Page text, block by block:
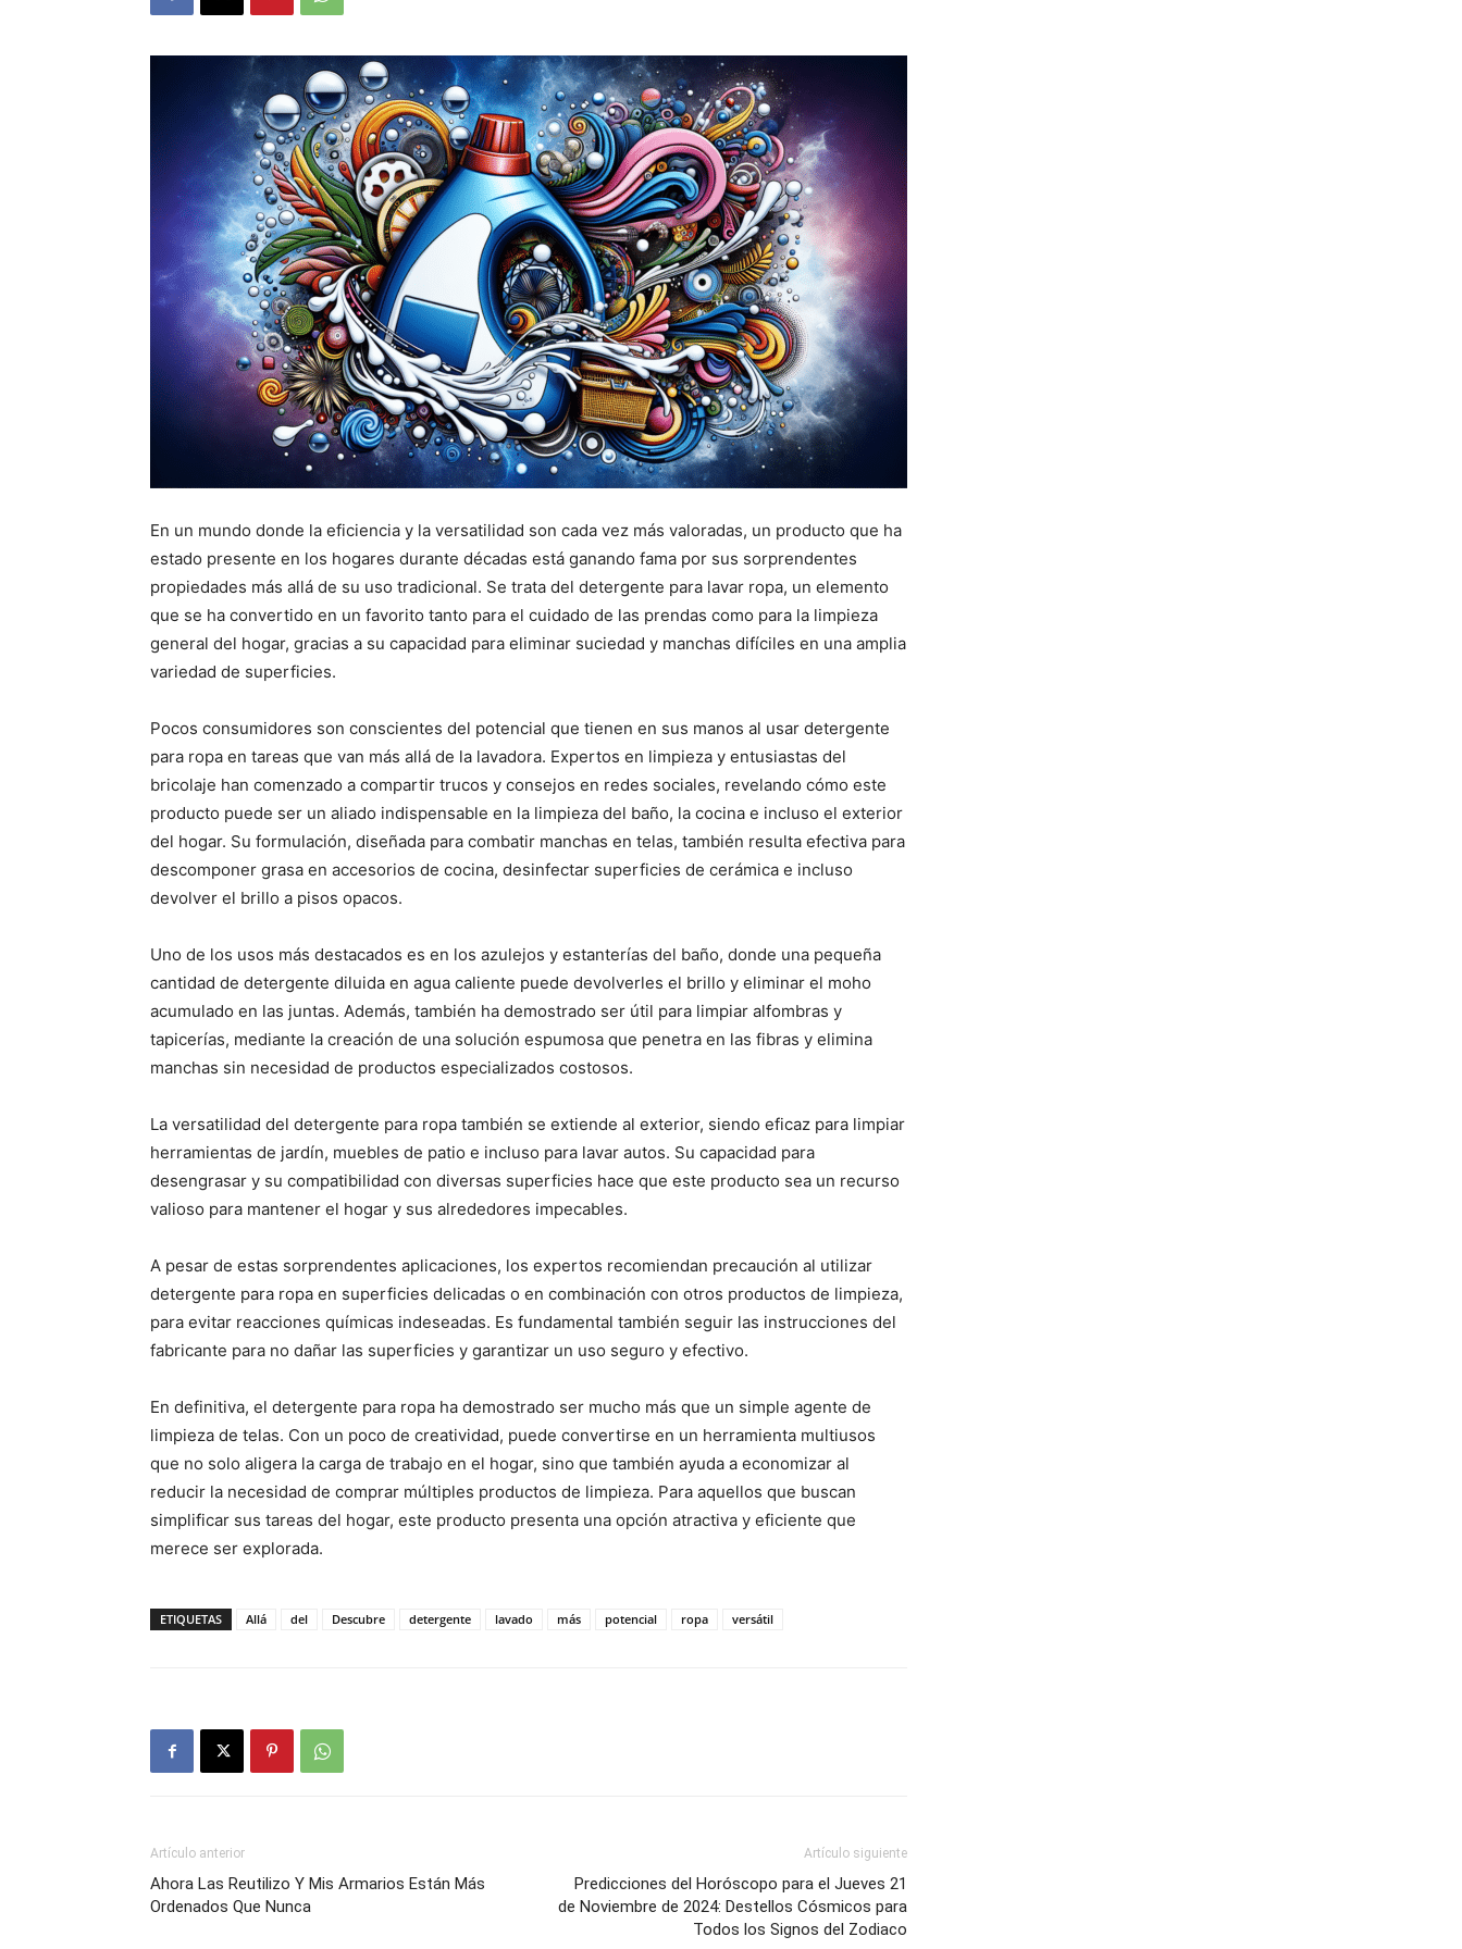
En un mundo donde la eficiencia y la versatilidad son cada vez más valoradas, un producto que ha
estado presente en los hogares durante décadas está ganando fama por sus sorprendentes
propiedades más allá de su uso tradicional. Se trata del detergente para lavar ropa, un elemento
que se ha convertido en un favorito tanto para el cuidado de las prendas como para la limpieza
general del hogar, gracias a su capacidad para eliminar suciedad y manchas difíciles en una amplia
variedad de superficies.
Pocos consumidores son conscientes del potencial que tienen en sus manos al usar detergente
para ropa en tareas que van más allá de la lavadora. Expertos en limpieza y entusiastas del
bricolaje han comenzado a compartir trucos y consejos en redes sociales, revelando cómo este
producto puede ser un aliado indispensable en la limpieza del baño, la cocina e incluso el exterior
del hogar. Su formulación, diseñada para combatir manchas en telas, también resulta efectiva para
descomponer grasa en accesorios de cocina, desinfectar superficies de cerámica e incluso
devolver el brillo a pisos opacos.
Uno de los usos más destacados es en los azulejos y estanterías del baño, donde una pequeña
cantidad de detergente diluida en agua caliente puede devolverles el brillo y eliminar el moho
acumulado en las juntas. Además, también ha demostrado ser útil para limpiar alfombras y
tapicerías, mediante la creación de una solución espumosa que penetra en las fibras y elimina
manchas sin necesidad de productos especializados costosos.
La versatilidad del detergente para ropa también se extiende al exterior, siendo eficaz para limpiar
herramientas de jardín, muebles de patio e incluso para lavar autos. Su capacidad para
desengrasar y su compatibilidad con diversas superficies hace que este producto sea un recurso
valioso para mantener el hogar y sus alrededores impecables.
A pesar de estas sorprendentes aplicaciones, los expertos recomiendan precaución al utilizar
detergente para ropa en superficies delicadas o en combinación con otros productos de limpieza,
para evitar reacciones químicas indeseadas. Es fundamental también seguir las instrucciones del
fabricante para no dañar las superficies y garantizar un uso seguro y efectivo.
En definitiva, el detergente para ropa ha demostrado ser mucho más que un simple agente de
limpieza de telas. Con un poco de creatividad, puede convertirse en un herramienta multiusos
que no solo aligera la carga de trabajo en el hogar, sino que también ayuda a economizar al
reducir la necesidad de comprar múltiples productos de limpieza. Para aquellos que buscan
simplificar sus tareas del hogar, este producto presenta una opción atractiva y eficiente que
merece ser explorada.
ETIQUETAS Allá del Descubre detergente lavado más potencial ropa versátil
Artículo anterior
Ahora Las Reutilizo Y Mis Armarios Están Más
Ordenados Que Nunca
Artículo siguiente
Predicciones del Horóscopo para el Jueves 21
de Noviembre de 2024: Destellos Cósmicos para
Todos los Signos del Zodiaco